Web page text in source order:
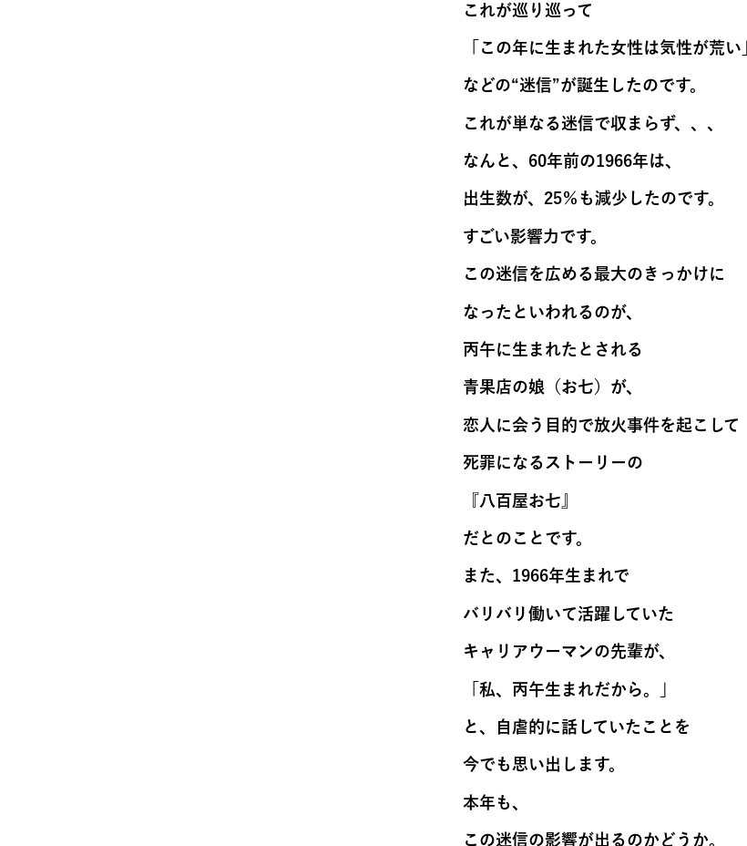
これが巡り巡って
「この年に生まれた女性は気性が荒い
などの“迷信”が誕生したのです。
これが単なる迷信で収まらず、、、
なんと、60年前の1966年は、
出生数が、25％も減少したのです。
すごい影響力です。
この迷信を広める最大のきっかけに
なったといわれるのが、
丙午に生まれたとされる
青果店の娘（お七）が、
恋人に会う目的で放火事件を起こして
死罪になるストーリーの
『八百屋お七』
だとのことです。
また、1966年生まれで
バリバリ働いて活躍していた
キャリアウーマンの先輩が、
「私、丙午生まれだから。」
と、自虐的に話していたことを
今でも思い出します。
本年も、
この迷信の影響が出るのかどうか。